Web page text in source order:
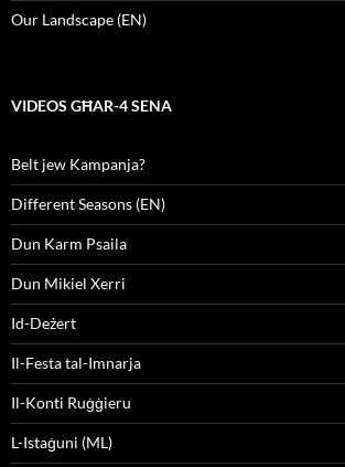
Our Landscape (EN)
VIDEOS GĦAR-4 SENA
Belt jew Kampanja?
Different Seasons (EN)
Dun Karm Psaila
Dun Mikiel Xerri
Id-Deżert
Il-Festa tal-Imnarja
Il-Konti Ruġġieru
L-Istaġuni (ML)